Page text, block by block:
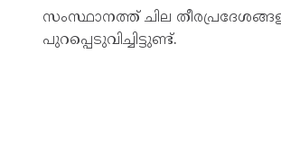
സംസ്ഥാനത്ത് ചില
പുറപ്പെടുവിച്ചിട്ടുണ്ട്.